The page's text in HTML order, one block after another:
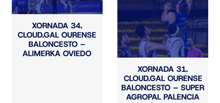
XORNADA 34.
CLOUD.GAL OURENSE
BALONCESTO –
ALIMERKA OVIEDO
XORNADA 31.
CLOUD.GAL OURENSE
BALONCESTO – SUPER
AGROPAL PALENCIA